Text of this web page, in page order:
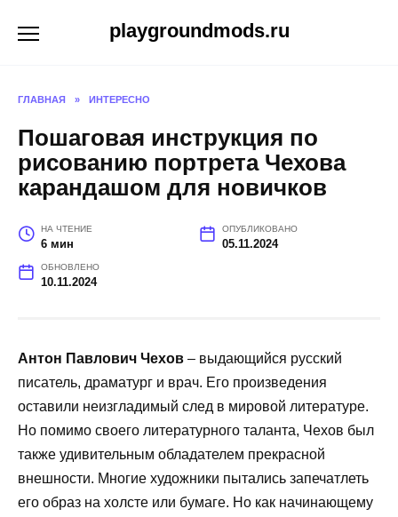
playgroundmods.ru
ГЛАВНАЯ » ИНТЕРЕСНО
Пошаговая инструкция по
рисованию портрета Чехова
карандашом для новичков
НА ЧТЕНИЕ
6 мин
ОПУБЛИКОВАНО
05.11.2024
ОБНОВЛЕНО
10.11.2024
Антон Павлович Чехов – выдающийся русский
писатель, драматург и врач. Его произведения
оставили неизгладимый след в мировой литературе.
Но помимо своего литературного таланта, Чехов был
также удивительным обладателем прекрасной
внешности. Многие художники пытались запечатлеть
его образ на холсте или бумаге. Но как начинающему